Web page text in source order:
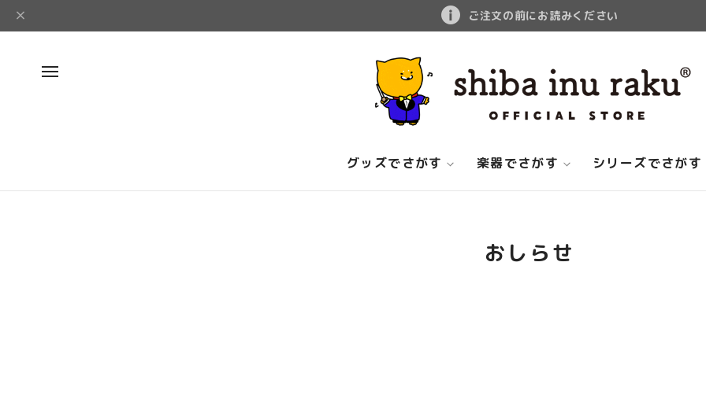
ご注文の前にお読みください
グッズでさがす 楽器でさがす シリーズでさがす
おしらせ